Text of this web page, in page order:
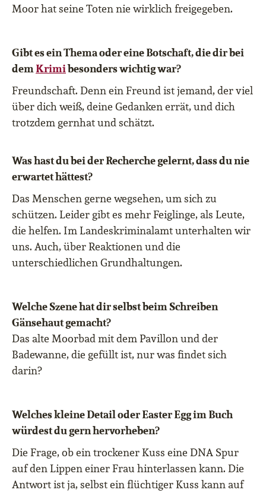
Moor hat seine Toten nie wirklich freigegeben.
Gibt es ein Thema oder eine Botschaft, die dir bei
demKrimibesonders wichtig war?
Freundschaft. Denn ein Freund ist jemand, der viel
über dich weiß, deine Gedanken errät, und dich
trotzdem gernhat und schätzt.
Was hast du bei der Recherche gelernt, dass du nie
erwartet hättest?
Das Menschen gerne wegsehen, um sich zu
schützen. Leider gibt es mehr Feiglinge, als Leute,
die helfen. Im Landeskriminalamt unterhalten wir
uns. Auch, über Reaktionen und die
unterschiedlichen Grundhaltungen.
Welche Szene hat dir selbst beim Schreiben
Gänsehaut gemacht?
Das alte Moorbad mit dem Pavillon und der
Badewanne, die gefüllt ist, nur was findet sich
darin?
Welches kleine Detail oder Easter Egg im Buch
würdest du gern hervorheben?
Die Frage, ob ein trockener Kuss eine DNA Spur
auf den Lippen einer Frau hinterlassen kann. Die
Antwort ist ja, selbst ein flüchtiger Kuss kann auf